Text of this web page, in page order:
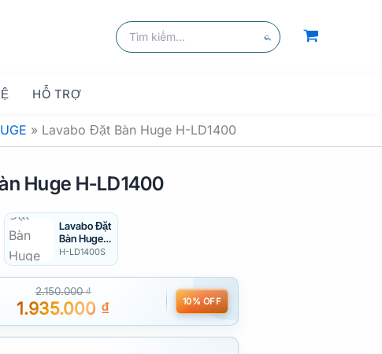
Tìm
kiếm:
HỖ TRỢ
» Lavabo Đặt Bàn Huge H-LD1400
Huge H-LD1400
Lavabo Đặt
Bàn Huge
H-LD1400S
H-LD1400S
2.150.000₫
1.935.000 ₫ 10% OFF